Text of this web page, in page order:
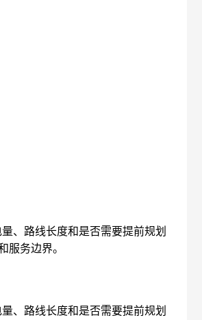
、路线长度和是否需要提前规划
务边界。
、路线长度和是否需要提前规划